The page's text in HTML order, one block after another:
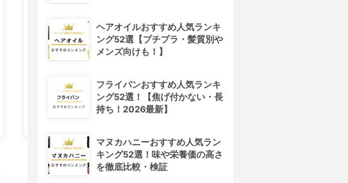
スモールワールドオンライン英
会話
3.14(4)
イートークプラス)
イングリッシュベル英会話
ヘアオイルおすすめ人気ランキ
ング52選【プチプラ・髪質別や
メンズ向けも！】
フライパンおすすめ人気ランキ
ング52選！【焦げ付かない・長
持ち！2026最新】
マヌカハニーおすすめ人気ラン
キング52選！味や栄養価の高さ
を徹底比較・検証